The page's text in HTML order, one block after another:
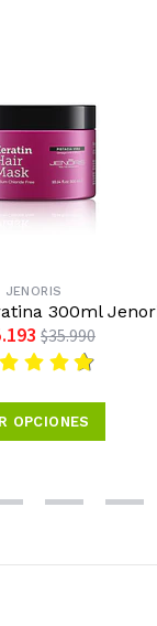
JENORIS
300ml
$35.990
OPCIONES